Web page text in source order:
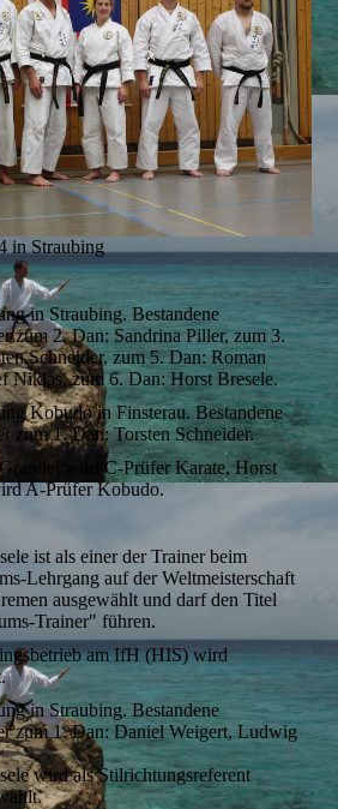
in Straubing
in Straubing. Bestandene
zum 2. Dan: Sandrina Piller, zum 3.
Schneider, zum 5. Dan: Roman
Niklas, zum 6. Dan: Horst Bresele.
Kobudo in Finsterau. Bestandene
zum 1. Dan: Torsten Schneider.
wird C-Prüfer Karate, Horst
A-Prüfer Kobudo.
ist als einer der Trainer beim
Lehrgang auf der Weltmeisterschaft
ausgewählt und darf den Titel
Trainer" führen.
am IfH (HIS) wird
in Straubing. Bestandene
zum 1. Dan: Daniel Weigert, Ludwig
wird als Stilrichtungsreferent